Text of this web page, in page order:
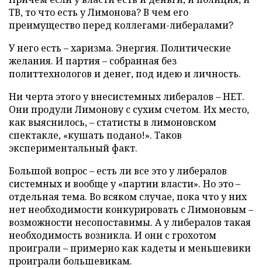
ТВ, то что есть у Лимонова? В чем его
преимущество перед коллегами-либералами?
У него есть – харизма. Энергия. Политические
желания. И партия – собранная без
политтехнологов и денег, под идею и личность.
Ни черта этого у внесистемных либералов – НЕТ.
Они продули Лимонову с сухим счетом. Их место,
как выяснилось, – статисты в лимоновском
спектакле, «кушать подано!». Таков
экспериментальный факт.
Большой вопрос – есть ли все это у либералов
системных и вообще у «партии власти». Но это –
отдельная тема. Во всяком случае, пока что у них
нет необходимости конкурировать с Лимоновым –
возможности несопоставимы. А у либералов такая
необходимость возникла. И они с грохотом
проиграли – примерно как кадеты и меньшевики
проиграли большевикам.